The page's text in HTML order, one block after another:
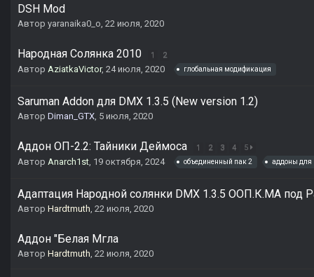
DSH Mod
Автор yaranaika0_o, 22 июля, 2020
Народная Солянка 2010 1 2
Автор AziatkaVictor, 24 июля, 2020 глобальная модификация
Saruman Addon для DMX 1.3.5 (New version 1.2)
Автор Diman_GTX, 5 июля, 2020
Аддон ОП-2.2: Тайники Деймоса 1 2 3 4 5
Автор Anarch1st, 19 октября, 2024 объединенный пак 2 аддоны для
Адаптация Народной солянки DMX 1.3.5 ООП.К.МА под
Автор Hardtmuth, 22 июля, 2020
Аддон "Белая Мгла
Автор Hardtmuth, 22 июля, 2020